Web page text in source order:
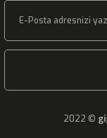
2022 ©